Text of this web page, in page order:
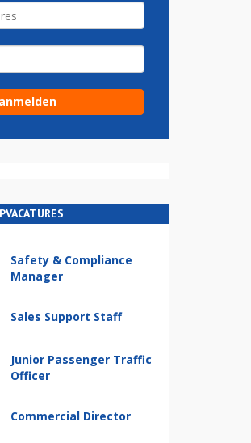
Safety & Compliance
Manager
Sales Support Staff
Junior Passenger Traffic
Officer
Commercial Director